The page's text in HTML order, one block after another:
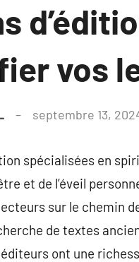
vos
septembre 13,
spécialisées en
et de l’éveil
sur le chemin
de textes
ont une